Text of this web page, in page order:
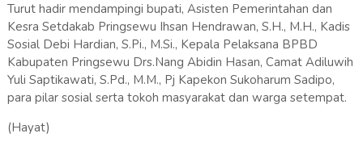
Turut hadir mendampingi bupati, Asisten Pemerintahan dan
Kesra Setdakab Pringsewu Ihsan Hendrawan, S.H., M.H., Kadis
Sosial Debi Hardian, S.Pi., M.Si., Kepala Pelaksana BPBD
Kabupaten Pringsewu Drs.Nang Abidin Hasan, Camat Adiluwih
Yuli Saptikawati, S.Pd., M.M., Pj Kapekon Sukoharum Sadipo,
para pilar sosial serta tokoh masyarakat dan warga setempat.
(Hayat)